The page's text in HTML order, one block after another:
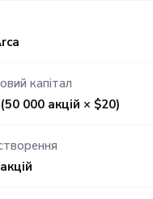
капітал
000 акцій × $20)